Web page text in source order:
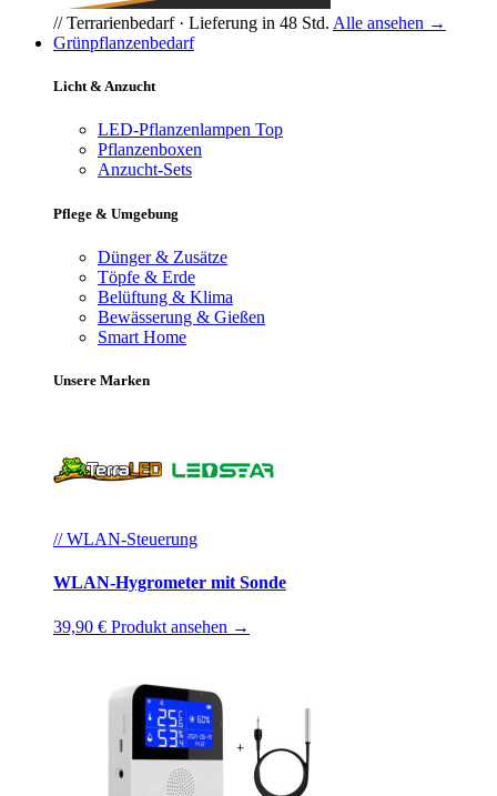
// Terrarienbedarf · Lieferung in 48 Std. Alle ansehen →
Grünpflanzenbedarf
Licht & Anzucht
LED-Pflanzenlampen Top
Pflanzenboxen
Anzucht-Sets
Pflege & Umgebung
Dünger & Zusätze
Töpfe & Erde
Belüftung & Klima
Bewässerung & Gießen
Smart Home
Unsere Marken
// WLAN-Steuerung
WLAN-Hygrometer mit Sonde
39,90 € Produkt ansehen →